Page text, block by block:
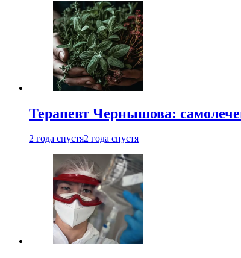
Терапевт Чернышова:
2 года спустя2 года спустя